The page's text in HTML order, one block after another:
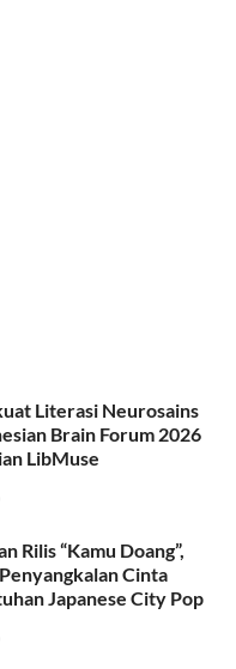
Literasi Neurosains
Brain Forum 2026
LibMuse
Rilis “Kamu Doang”,
Cinta
Japanese City Pop